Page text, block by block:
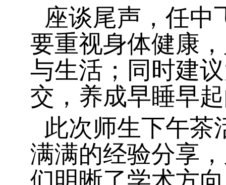
座谈尾声，任中
要重视身体健康
与生活；同时建
交，养成早睡早
此次师生下午茶
满满的经验分享